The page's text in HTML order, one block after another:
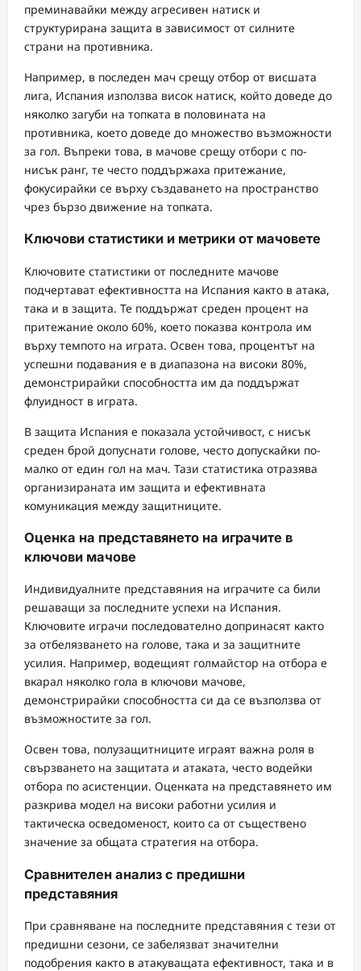
преминавайки между агресивен натиск и
структурирана защита в зависимост от силните
страни на противника.
Например, в последен мач срещу отбор от висшата
лига, Испания използва висок натиск, който доведе до
няколко загуби на топката в половината на
противника, което доведе до множество възможности
за гол. Въпреки това, в мачове срещу отбори с по-
нисък ранг, те често поддържаха притежание,
фокусирайки се върху създаването на пространство
чрез бързо движение на топката.
Ключови статистики и метрики от мачовете
Ключовите статистики от последните мачове
подчертават ефективността на Испания както в атака,
така и в защита. Те поддържат среден процент на
притежание около 60%, което показва контрола им
върху темпото на играта. Освен това, процентът на
успешни подавания е в диапазона на високи 80%,
демонстрирайки способността им да поддържат
флуидност в играта.
В защита Испания е показала устойчивост, с нисък
среден брой допуснати голове, често допускайки по-
малко от един гол на мач. Тази статистика отразява
организираната им защита и ефективната
комуникация между защитниците.
Оценка на представянето на играчите в
ключови мачове
Индивидуалните представяния на играчите са били
решаващи за последните успехи на Испания.
Ключовите играчи последователно допринасят както
за отбелязването на голове, така и за защитните
усилия. Например, водещият голмайстор на отбора е
вкарал няколко гола в ключови мачове,
демонстрирайки способността си да се възползва от
възможностите за гол.
Освен това, полузащитниците играят важна роля в
свързването на защитата и атаката, често водейки
отбора по асистенции. Оценката на представянето им
разкрива модел на високи работни усилия и
тактическа осведоменост, които са от съществено
значение за общата стратегия на отбора.
Сравнителен анализ с предишни
представяния
При сравняване на последните представяния с тези от
предишни сезони, се забелязват значителни
подобрения както в атакуващата ефективност, така и в